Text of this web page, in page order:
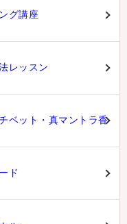
グ講座
レッスン
ベット・真マントラ香
ド